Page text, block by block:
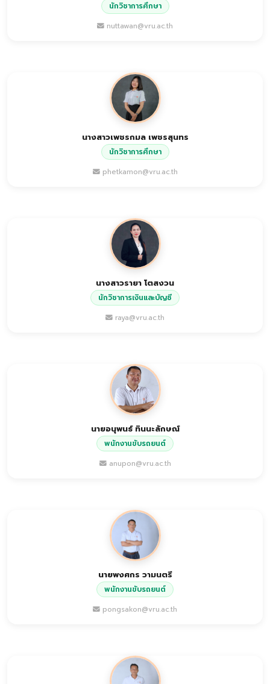
นักวิชาการศึกษา
nuttawan@vru.ac.th
นางสาวเพชรกมล เพชรสุนทร
นักวิชาการศึกษา
phetkamon@vru.ac.th
นางสาวรายา โตสงวน
นักวิชาการเงินและบัญชี
raya@vru.ac.th
นายอนุพนธ์ ทินนะลักษณ์
พนักงานขับรถยนต์
anupon@vru.ac.th
นายพงศกร วามนตรี
พนักงานขับรถยนต์
pongsakon@vru.ac.th